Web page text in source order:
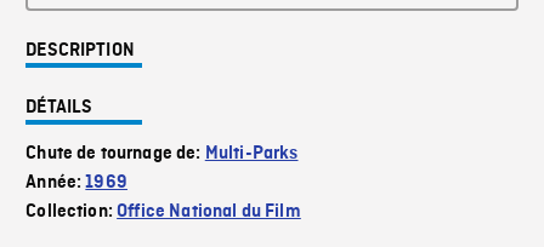
DESCRIPTION
DÉTAILS
Chute de tournage de: Multi-Parks
Année:1969
Collection:Office National du Film